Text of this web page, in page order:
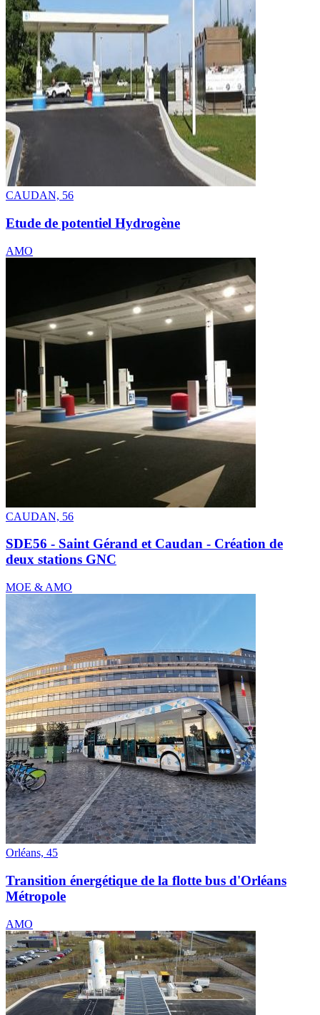
CAUDAN, 56
Etude de potentiel Hydrogène
AMO
CAUDAN, 56
SDE56 - Saint Gérand et Caudan - Création de
deux stations GNC
MOE & AMO
Orléans, 45
Transition énergétique de la flotte bus d'Orléans
Métropole
AMO